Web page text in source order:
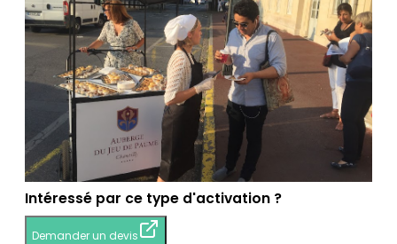
Intéressé par ce type d'activation ?
Demander un devis